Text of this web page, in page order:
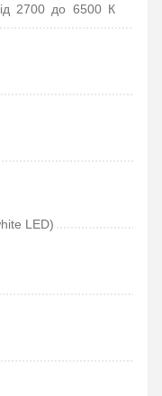
2700 до 6500 К
LED)